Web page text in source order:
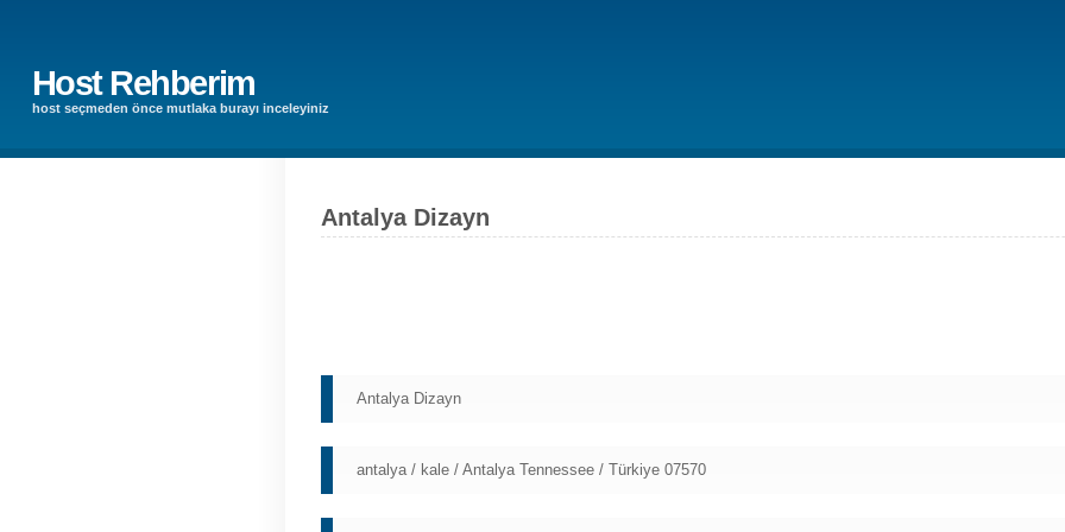
Host Rehberim
host seçmeden önce mutlaka burayı inceleyiniz
Antalya Dizayn
Antalya Dizayn
antalya / kale / Antalya Tennessee / Türkiye 07570